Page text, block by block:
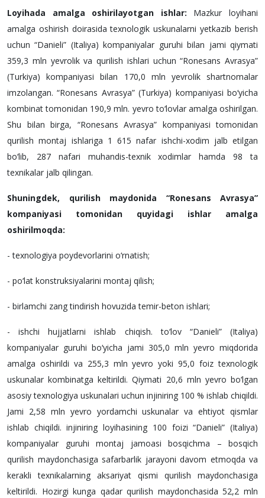
Loyihada amalga oshirilayotgan ishlar: Mazkur loyihani
amalga oshirish doirasida texnologik uskunalarni yetkazib berish
uchun “Danieli” (Italiya) kompaniyalar guruhi bilan jami qiymati
359,3 mln yevrolik va qurilish ishlari uchun “Ronesans Avrasya”
(Turkiya) kompaniyasi bilan 170,0 mln yevrolik shartnomalar
imzolangan. “Ronesans Avrasya” (Turkiya) kompaniyasi bo‘yicha
kombinat tomonidan 190,9 mln. yevro to‘lovlar amalga oshirilgan.
Shu bilan birga, “Ronesans Avrasya” kompaniyasi tomonidan
qurilish montaj ishlariga 1 615 nafar ishchi-xodim jalb etilgan
bo‘lib, 287 nafari muhandis-texnik xodimlar hamda 98 ta
texnikalar jalb qilingan.
Shuningdek, qurilish maydonida “Ronesans Avrasya”
kompaniyasi tomonidan quyidagi ishlar amalga
oshirilmoqda:
- texnologiya poydevorlarini o‘rnatish;
- po‘lat konstruksiyalarini montaj qilish;
- birlamchi zang tindirish hovuzida temir-beton ishlari;
- ishchi hujjatlarni ishlab chiqish. to‘lov “Danieli” (Italiya)
kompaniyalar guruhi bo‘yicha jami 305,0 mln yevro miqdorida
amalga oshirildi va 255,3 mln yevro yoki 95,0 foiz texnologik
uskunalar kombinatga keltirildi. Qiymati 20,6 mln yevro bo‘lgan
asosiy texnologiya uskunalari uchun injiniring 100 % ishlab chiqildi.
Jami 2,58 mln yevro yordamchi uskunalar va ehtiyot qismlar
ishlab chiqildi. injiniring loyihasining 100 foizi “Danieli” (Italiya)
kompaniyalar guruhi montaj jamoasi bosqichma – bosqich
qurilish maydonchasiga safarbarlik jarayoni davom etmoqda va
kerakli texnikalarning aksariyat qismi qurilish maydonchasiga
keltirildi. Hozirgi kunga qadar qurilish maydonchasida 52,2 mln